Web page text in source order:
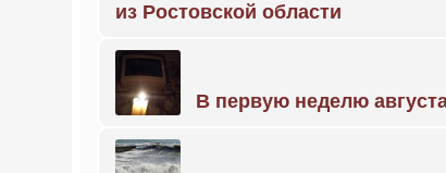
из Ростовской области
В первую неделю